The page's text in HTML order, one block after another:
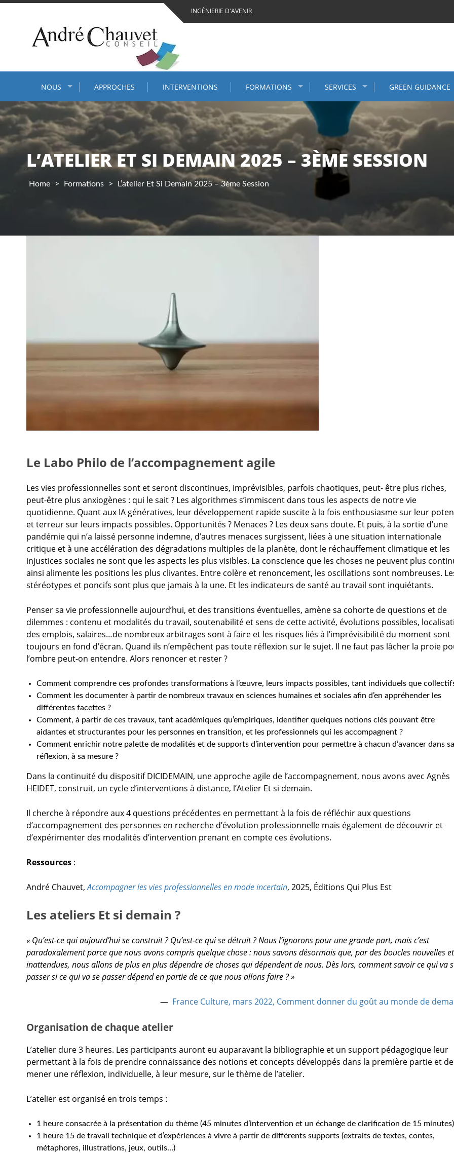
Skip
INGÉNIERIE D'AVENIR
NOUS APPROCHES INTERVENTIONS FORMATIONS SERVICES GREEN GUIDANCE
L’ATELIER ET SI DEMAIN 2025 – 3ÈME SESSION
Home > Formations > L’atelier Et Si Demain 2025 – 3ème Session
Le Labo Philo de l’accompagnement agile
Les vies professionnelles sont et seront discontinues, imprévisibles, parfois chaotiques, peut- être plus riches,
peut-être plus anxiogènes : qui le sait ? Les algorithmes s’immiscent dans tous les aspects de notre vie
quotidienne. Quant aux IA génératives, leur développement rapide suscite à la fois enthousiasme sur leur
et terreur sur leurs impacts possibles. Opportunités ? Menaces ? Les deux sans doute. Et puis, à la sortie d’une
pandémie qui n’a laissé personne indemne, d’autres menaces surgissent, liées à une situation internationale
critique et à une accélération des dégradations multiples de la planète, dont le réchauffement climatique et les
injustices sociales ne sont que les aspects les plus visibles. La conscience que les choses ne peuvent plus
ainsi alimente les positions les plus clivantes. Entre colère et renoncement, les oscillations sont nombreuses.
stéréotypes et poncifs sont plus que jamais à la une. Et les indicateurs de santé au travail sont inquiétants.
Penser sa vie professionnelle aujourd’hui, et des transitions éventuelles, amène sa cohorte de questions et de
dilemmes : contenu et modalités du travail, soutenabilité et sens de cette activité, évolutions possibles,
des emplois, salaires…de nombreux arbitrages sont à faire et les risques liés à l’imprévisibilité du moment sont
toujours en fond d’écran. Quand ils n’empêchent pas toute réflexion sur le sujet. Il ne faut pas lâcher la proie
l’ombre peut-on entendre. Alors renoncer et rester ?
Comment comprendre ces profondes transformations à l’œuvre, leurs impacts possibles, tant individuels que
Comment les documenter à partir de nombreux travaux en sciences humaines et sociales afin d’en appréhender les
différentes facettes ?
Comment, à partir de ces travaux, tant académiques qu’empiriques, identifier quelques notions clés pouvant être
aidantes et structurantes pour les personnes en transition, et les professionnels qui les accompagnent ?
Comment enrichir notre palette de modalités et de supports d’intervention pour permettre à chacun d’avancer dans sa
réflexion, à sa mesure ?
Dans la continuité du dispositif DICIDEMAIN, une approche agile de l’accompagnement, nous avons avec Agnès
HEIDET, construit, un cycle d’interventions à distance, l’Atelier Et si demain.
Il cherche à répondre aux 4 questions précédentes en permettant à la fois de réfléchir aux questions
d’accompagnement des personnes en recherche d’évolution professionnelle mais également de découvrir et
d’expérimenter des modalités d’intervention prenant en compte ces évolutions.
Ressources :
André Chauvet,Accompagner les vies professionnelles en mode incertain, 2025, Éditions Qui Plus Est
Les ateliers Et si demain ?
« Qu’est-ce qui aujourd’hui se construit ? Qu’est-ce qui se détruit ? Nous l’ignorons pour une grande part, mais c’est
paradoxalement parce que nous avons compris quelque chose : nous savons désormais que, par des boucles nouvelles et
inattendues, nous allons de plus en plus dépendre de choses qui dépendent de nous. Dès lors, comment savoir ce qui va
passer si ce qui va se passer dépend en partie de ce que nous allons faire ? »
— France Culture, mars 2022, Comment donner du goût au monde de
Organisation de chaque atelier
L’atelier dure 3 heures. Les participants auront eu auparavant la bibliographie et un support pédagogique leur
permettant à la fois de prendre connaissance des notions et concepts développés dans la première partie et de
mener une réflexion, individuelle, à leur mesure, sur le thème de l’atelier.
L’atelier est organisé en trois temps :
1 heure consacrée à la présentation du thème (45 minutes d’intervention et un échange de clarification de 15 minutes)
1 heure 15 de travail technique et d’expériences à vivre à partir de différents supports (extraits de textes, contes,
métaphores, illustrations, jeux, outils…)